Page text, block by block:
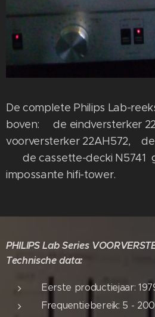
De complete Philips Lab-
boven: de eindversterker
voorversterker 22AH572,
de cassette-decki N5741
impossante hifi-tower.
PHILIPS Lab Series
Technische data:
Eerste productiejaar:
Frequentiebereik: 5 -